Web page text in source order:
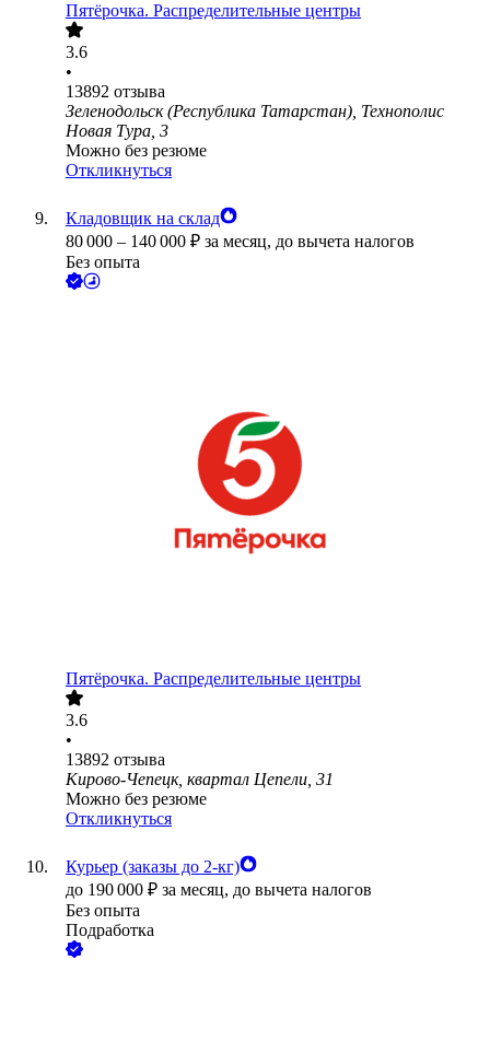
Пятёрочка. Распределительные центры
3.6
•
13892 отзыва
Зеленодольск (Республика Татарстан), Технополис
Новая Тура, 3
Можно без резюме
Откликнуться
Кладовщик на склад
80 000 – 140 000 ₽ за месяц, до вычета налогов
Без опыта
Пятёрочка. Распределительные центры
3.6
•
13892 отзыва
Кирово-Чепецк, квартал Цепели, 31
Можно без резюме
Откликнуться
Курьер (заказы до 2-кг)
до 190 000 ₽ за месяц, до вычета налогов
Без опыта
Подработка